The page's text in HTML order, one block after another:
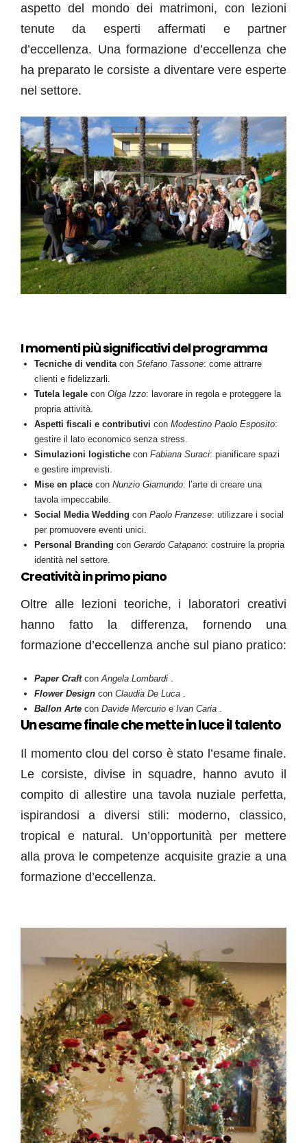
aspetto del mondo dei matrimoni, con lezioni
tenute da esperti affermati e partner
d’eccellenza. Una formazione d’eccellenza che
ha preparato le corsiste a diventare vere esperte
nel settore.
I momenti più significativi del programma
Tecniche di venditacon Stefano Tassone: come attrarre
clienti e fidelizzarli.
Tutela legale con Olga Izzo: lavorare in regola e proteggere la
propria attività.
Aspetti fiscali e contributivi con Modestino Paolo Esposito:
gestire il lato economico senza stress.
Simulazioni logistiche con Fabiana Suraci: pianificare spazi
e gestire imprevisti.
Mise en place con Nunzio Giamundo: l’arte di creare una
tavola impeccabile.
Social Media Wedding con Paolo Franzese: utilizzare i social
per promuovere eventi unici.
Personal Branding con Gerardo Catapano: costruire la propria
identità nel settore.
Creatività in primo piano
Oltre alle lezioni teoriche, i laboratori creativi
hanno fatto la differenza, fornendo una
formazione d’eccellenza anche sul piano pratico:
Paper Craft con Angela Lombardi .
Flower Design con Claudia De Luca .
Ballon Arte con Davide Mercurio e Ivan Caria .
Un esame finale che mette in luce il talento
Il momento clou del corso è stato l’esame finale.
Le corsiste, divise in squadre, hanno avuto il
compito di allestire una tavola nuziale perfetta,
ispirandosi a diversi stili: moderno, classico,
tropical e natural. Un’opportunità per mettere
alla prova le competenze acquisite grazie a una
formazione d’eccellenza.